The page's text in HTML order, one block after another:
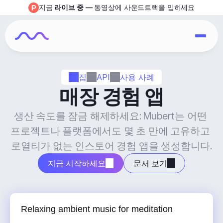
집 API 사용 사례
매장 경험 앱
생산 속도를 잠금 해제하세요: Mubert는 어떤
프로젝트나 플랫폼에서도 몇 초 만에 고유하고
로열티가 없는 인스토어 경험 앱을 생성합니다.
지금 시작하세요 문서 보기
지금 라이브 중 — 동영상에 사운드트랙을 입히세요